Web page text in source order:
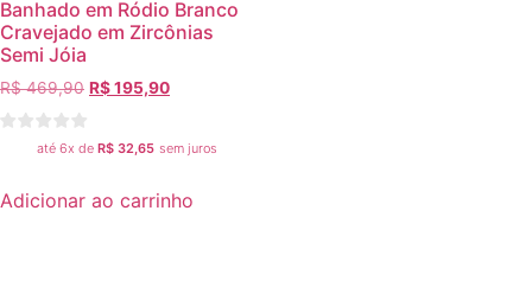
Banhado em Ródio Branco
Cravejado em Zircônias
Semi Jóia
R$469,90 R$195,90
até 6x de R$ 32,65 sem juros
Adicionar ao carrinho